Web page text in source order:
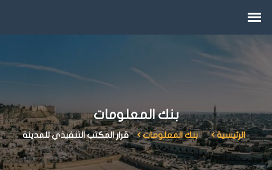
بنك المعلومات
الرئيسية بنك المعلومات قرار المكتب التنفيذي للمدينة